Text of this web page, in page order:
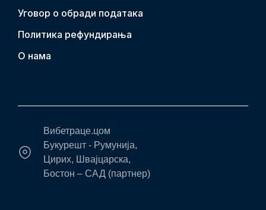
Уговор о обради података
Политика рефундирања
О нама
Вибетраце.цом
Букурешт - Румунија,
Цирих, Швајцарска,
Бостон – САД (партнер)